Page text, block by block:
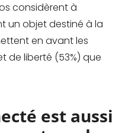
considèrent à
un objet destiné à la
en avant les
de liberté (53%) que
est aussi